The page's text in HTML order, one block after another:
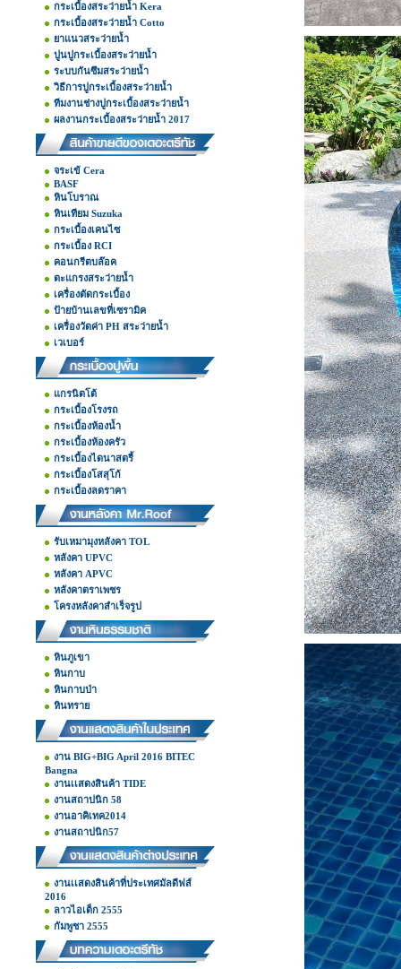
กระเบื้องสระว่ายน้ำ Kera
กระเบื้องสระว่ายน้ำ Cotto
ยาแนวสระว่ายน้ำ
ปูนปูกระเบื้องสระว่ายน้ำ
ระบบกันซึมสระว่ายน้ำ
วิธีการปูกระเบื้องสระว่ายน้ำ
ทีมงานช่างปูกระเบื้องสระว่ายน้ำ
ผลงานกระเบื้องสระว่ายน้ำ 2017
จระเข้ Cera
BASF
หินโบราณ
หินเทียม Suzuka
กระเบื้องเคนไซ
กระเบื้อง RCI
คอนกรีตบล๊อค
ตะแกรงสระว่ายน้ำ
เครื่องตัดกระเบื้อง
ป้ายบ้านเลขที่เซรามิค
เครื่องวัดค่า PH สระว่ายน้ำ
เวเบอร์
แกรนิตโต้
กระเบื้องโรงรถ
กระเบื้องห้องน้ำ
กระเบื้องห้องครัว
กระเบื้องไดนาสตรี้
กระเบื้องโสสุโก้
กระเบื้องลดราคา
รับเหมามุงหลังคา TOL
หลังคา UPVC
หลังคา APVC
หลังคาตราเพชร
โครงหลังคาสำเร็จรูป
หินภูเขา
หินกาบ
หินกาบป่า
หินทราย
งาน BIG+BIG April 2016 BITEC
Bangna
งานเเสดงสินค้า TIDE
งานสถาปนิก 58
งานอาคิเทค2014
งานสถาปนิก57
งานเเสดงสินค้าที่ประเทศมัลดีฟส์
2016
ลาวไอเต็ก 2555
กัมพูชา 2555